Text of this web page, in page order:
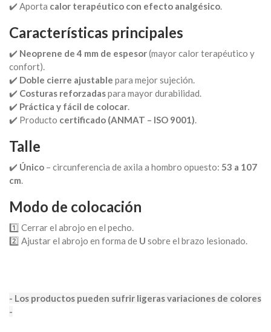
✔️ Aporta calor terapéutico con efecto analgésico.
Características principales
✔️ Neoprene de 4 mm de espesor(mayor calor terapéutico y
confort).
✔️ Doble cierre ajustable para mejor sujeción.
✔️ Costuras reforzadaspara mayor durabilidad.
✔️ Práctica y fácil de colocar.
✔️ Producto certificado (ANMAT – ISO 9001).
Talle
✔️ Único – circunferencia de axila a hombro opuesto: 53 a 107
cm.
Modo de colocación
1️⃣ Cerrar el abrojo en el pecho.
2️⃣ Ajustar el abrojo en forma de U sobre el brazo lesionado.
- Los productos pueden sufrir ligeras variaciones de colores
-